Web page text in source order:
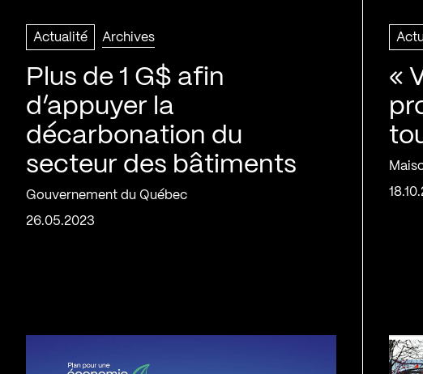
Actualité Archives
Plus de 1 G$ afin
d’appuyer la
décarbonation du
secteur des bâtiments
Gouvernement du Québec
26.05.2023
«